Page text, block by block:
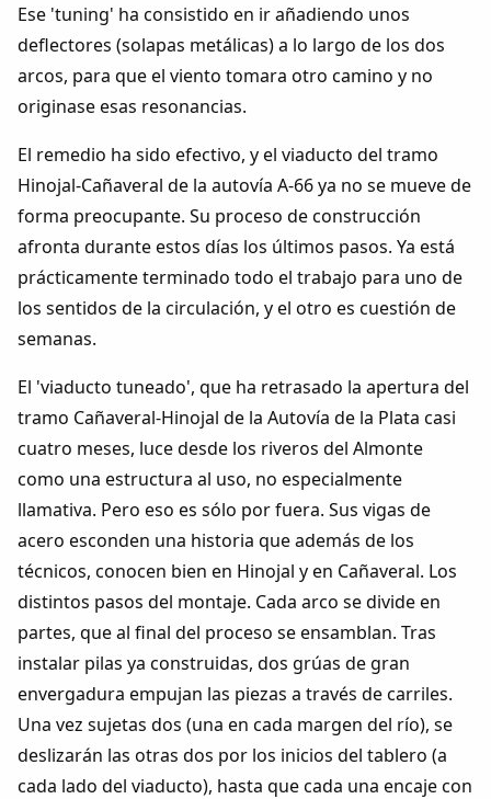
Ese 'tuning' ha consistido en ir añadiendo unos
deflectores (solapas metálicas) a lo largo de los dos
arcos, para que el viento tomara otro camino y no
originase esas resonancias.
El remedio ha sido efectivo, y el viaducto del tramo
Hinojal-Cañaveral de la autovía A-66 ya no se mueve de
forma preocupante. Su proceso de construcción
afronta durante estos días los últimos pasos. Ya está
prácticamente terminado todo el trabajo para uno de
los sentidos de la circulación, y el otro es cuestión de
semanas.
El 'viaducto tuneado', que ha retrasado la apertura del
tramo Cañaveral-Hinojal de la Autovía de la Plata casi
cuatro meses, luce desde los riveros del Almonte
como una estructura al uso, no especialmente
llamativa. Pero eso es sólo por fuera. Sus vigas de
acero esconden una historia que además de los
técnicos, conocen bien en Hinojal y en Cañaveral. Los
distintos pasos del montaje. Cada arco se divide en
partes, que al final del proceso se ensamblan. Tras
instalar pilas ya construidas, dos grúas de gran
envergadura empujan las piezas a través de carriles.
Una vez sujetas dos (una en cada margen del río), se
deslizarán las otras dos por los inicios del tablero (a
cada lado del viaducto), hasta que cada una encaje con